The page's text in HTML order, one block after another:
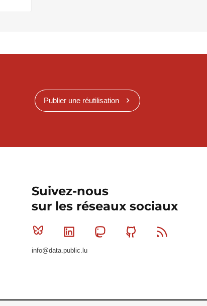
Publier une réutilisation
Suivez-nous
sur les réseaux sociaux
Bluesky Linkedin MastodonGithub
info@data.public.lu